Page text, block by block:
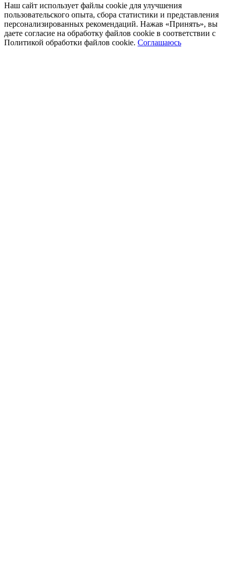
Наш сайт использует файлы cookie для улучшения
пользовательского опыта, сбора статистики и представления
персонализированных рекомендаций. Нажав «Принять», вы
даете согласие на обработку файлов cookie в соответствии с
Политикой обработки файлов cookie. Соглашаюсь